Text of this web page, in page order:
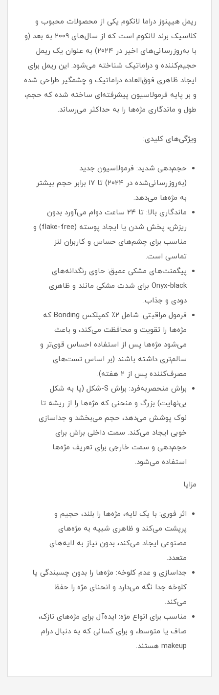
ریمل هیپنوز دراما لانکوم یکی از محصولات محبوب و
کلاسیک برند لانکوم است که از سال‌های ۲۰۰۹ به بعد (و
با به‌روزرسانی‌های اخیر در ۲۰۲۴) به عنوان یک ریمل
حجیم‌کننده و دراماتیک شناخته می‌شود. این ریمل برای
ایجاد ظاهری فوق‌العاده دراماتیک و چشمگیر طراحی شده
و بر پایه فرمولاسیون پیشرفته‌ای ساخته شده که حجم،
طول و ماندگاری مژه‌ها را به حداکثر می‌رساند.
ویژگی‌های کلیدی:
حجم‌دهی شدید: فرمولاسیون جدید
(به‌روزرسانی‌شده در ۲۰۲۴) تا ۱۷ برابر حجم بیشتر
به مژه‌ها می‌دهد.
ماندگاری بالا: تا ۲۴ ساعت دوام می‌آورد بدون
ریزش، پخش شدن یا ایجاد پوسته (flake-free) و
مناسب برای چشم‌های حساس و کاربران لنز
تماسی است.
پیگمنت‌های مشکی عمیق: حاوی رنگدانه‌های
Onyx-black برای شدت مشکی مانند و ظاهری
دودی و جذاب.
فرمول مراقبتی: شامل ۲٪ کمپلکس Bonding که
مژه‌ها را تقویت و محافظت می‌کند، و باعث
می‌شود مژه‌ها پس از استفاده احساس قوی‌تر و
سالم‌تری داشته باشند (بر اساس تست‌های
مصرف‌کننده پس از ۲ هفته).
براش منحصربه‌فرد: براش S-شکل (یا به شکل
بی‌نهایت) بزرگ و منحنی که مژه‌ها را از ریشه تا
نوک پوشش می‌دهد، حجم می‌بخشد و جداسازی
خوبی ایجاد می‌کند. سمت داخلی براش برای
حجم‌دهی و سمت خارجی برای تعریف مژه‌ها
استفاده می‌شود.
مزایا
اثر فوری: با یک لایه، مژه‌ها را بلند، حجیم و
پرپشت می‌کند و ظاهری شبیه به مژه‌های
مصنوعی ایجاد می‌کند، بدون نیاز به لایه‌های
متعدد.
جداسازی و عدم کلوخه: مژه‌ها را بدون چسبندگی یا
کلوخه جدا نگه می‌دارد و انحنای مژه را حفظ
می‌کند.
مناسب برای انواع مژه: ایده‌آل برای مژه‌های نازک،
صاف یا متوسط، و برای کسانی که به دنبال درام
makeup هستند.